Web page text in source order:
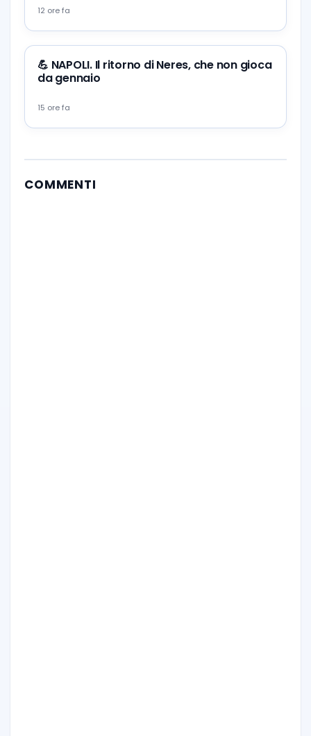
12 ore fa
💪 NAPOLI. Il ritorno di Neres, che non gioca
da gennaio
15 ore fa
COMMENTI